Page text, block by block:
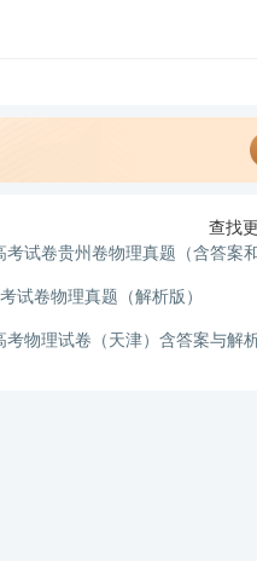
查找
试卷贵州卷物理真题（含答案和
试卷物理真题（解析版）
考物理试卷（天津）含答案与解